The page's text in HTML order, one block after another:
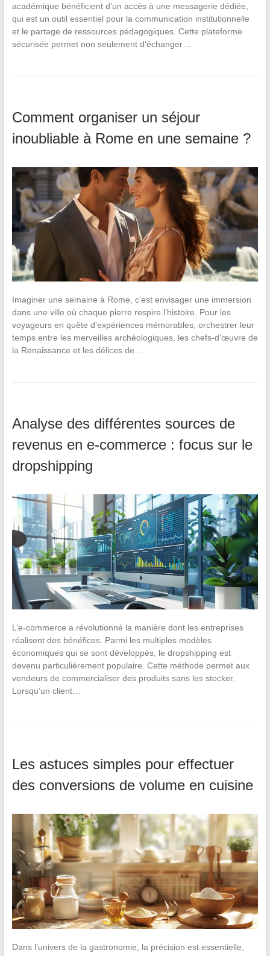
académique bénéficient d’un accès à une messagerie dédiée,
qui est un outil essentiel pour la communication institutionnelle
et le partage de ressources pédagogiques. Cette plateforme
sécurisée permet non seulement d’échanger…
Comment organiser un séjour
inoubliable à Rome en une semaine ?
Imaginer une semaine à Rome, c’est envisager une immersion
dans une ville où chaque pierre respire l’histoire. Pour les
voyageurs en quête d’expériences mémorables, orchestrer leur
temps entre les merveilles archéologiques, les chefs-d’œuvre de
la Renaissance et les délices de…
Analyse des différentes sources de
revenus en e-commerce : focus sur le
dropshipping
L’e-commerce a révolutionné la manière dont les entreprises
réalisent des bénéfices. Parmi les multiples modèles
économiques qui se sont développés, le dropshipping est
devenu particulièrement populaire. Cette méthode permet aux
vendeurs de commercialiser des produits sans les stocker.
Lorsqu’un client…
Les astuces simples pour effectuer
des conversions de volume en cuisine
Dans l’univers de la gastronomie, la précision est essentielle,